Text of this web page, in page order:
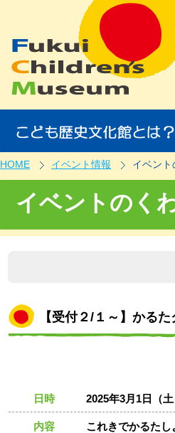
HOME イベント情報 イベン
イベントのく
【受付２/１～】かる
日時 2025年3月1日（
内容
これきでかるた